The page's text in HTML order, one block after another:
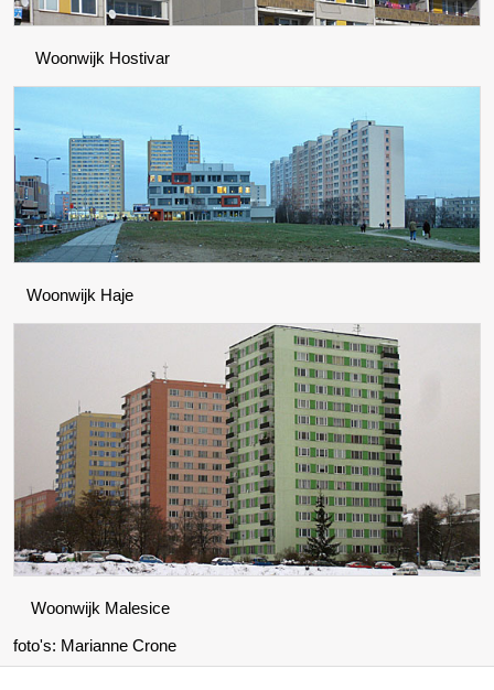
Woonwijk Hostivar
Woonwijk Haje
Woonwijk Malesice
foto's: Marianne Crone